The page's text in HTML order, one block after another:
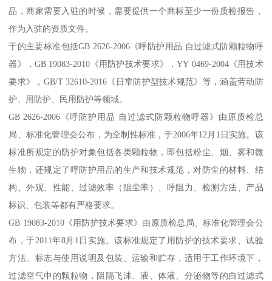
品，商家需要入驻的时候，需要提供一个商标至少一份质检报告，
作为入驻的资质文件。
于的主要标准包括GB 2626-2006《呼防护用品 自过滤式防颗粒物呼
器》，GB 19083-2010《用防护技术要求》，YY 0469-2004《用技术
要求》，GB/T 32610-2016《日常防护型技术规范》等，涵盖劳动防
护、用防护、民用防护等领域。
GB 2626-2006《呼防护用品 自过滤式防颗粒物呼器》由原质检总
局、标准化管理会公布，为全制性标准，于2006年12月1日实施。该
标准所规定的防护对象包括各类颗粒物，即包括粉尘、烟、雾和微
生物，还规定了呼防护用品的生产和技术规范，对防尘的材料、结
构、外观、性能、过滤效率（阻尘率）、呼阻力、检测方法、产品
标识、包装等都有严格要求。
GB 19083-2010《用防护技术要求》由原质检总局、标准化管理会公
布，于2011年8月1日实施。该标准规定了用防护的技术要求、试验
方法、标志与使用说明及包装、运输和贮存，适用于工作环境下，
过滤空气中的颗粒物，阻隔飞沫、液、体液、分泌物等的自过滤式